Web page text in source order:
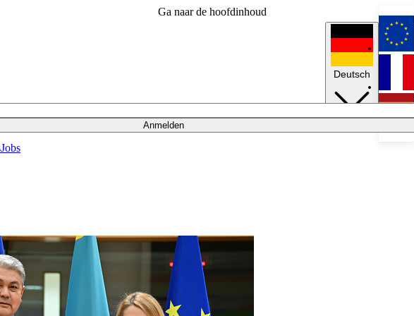
Ga naar de hoofdinhoud
Anmelden
Jobs
Deutsch